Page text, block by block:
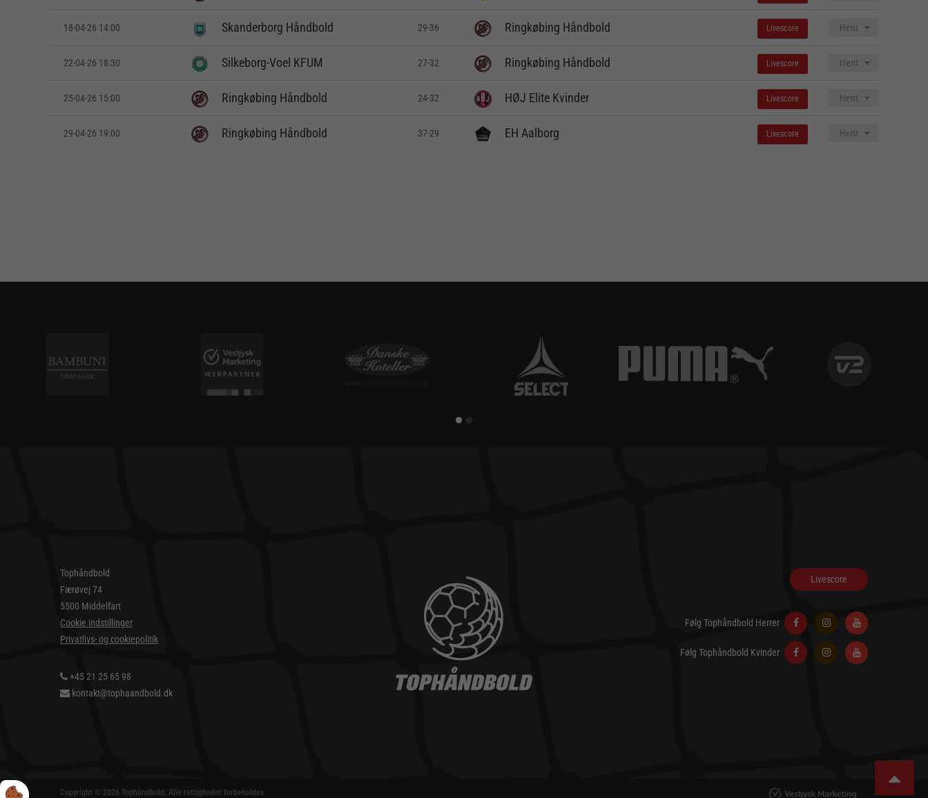
18-04-26 14:00 Skanderborg Håndbold 29-36 Ringkøbing Håndbold Livescore Hent
22-04-26 18:30 Silkeborg-Voel KFUM 27-32 Ringkøbing Håndbold Livescore Hent
25-04-26 15:00 Ringkøbing Håndbold 24-32 HØJ Elite Kvinder Livescore Hent
29-04-26 19:00 Ringkøbing Håndbold 37-29 EH Aalborg Livescore Hent
Tophåndbold
Færøvej 74
5500 Middelfart
Cookie indstillinger
Privatlivs- og cookiepolitik
+45 21 25 65 98
kontakt@tophaandbold.dk
Livescore
Følg Tophåndbold Herrer
Følg Tophåndbold Kvinder
Copyright © 2026 Tophåndbold. Alle rettigheder forbeholdes